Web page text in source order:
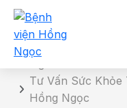
Chi tiết bài tư
Tư Vấn Sức Khỏe
Hồng Ngọc